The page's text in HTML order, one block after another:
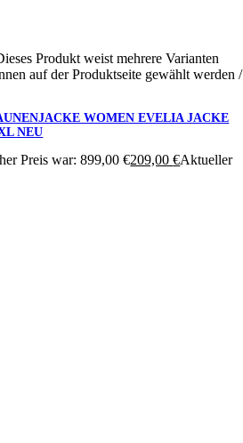
Produkt weist mehrere Varianten
auf der Produktseite gewählt werden/
WOMEN EVELIA JACKE
NEU
Preis war: 899,00 €209,00€Aktueller